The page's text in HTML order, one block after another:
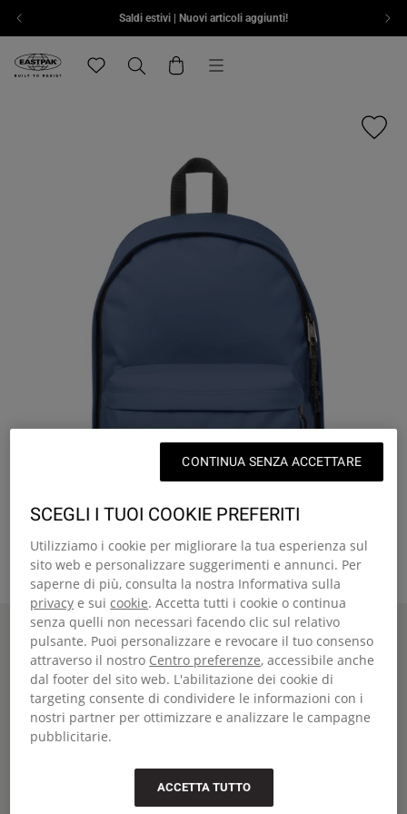
Vai al contenutoSaldi estivi | Nuovi articoli aggiunti!
Eastpak, vai alla home page di eu.eastpak.com
Menu
Home OUT OF OFFICE
OUT OF OFFICE
Zaino medio con tasca per laptop
€67,00
Colore scontato
SCEGLI I TUOI COOKIE PREFERITI
Utilizziamo i cookie per migliorare la tua esperienza sul
sito web e personalizzare suggerimenti e annunci. Per
saperne di più, consulta la nostra Informativa sulla
privacy e sui cookie. Accetta tutti i cookie o continua
senza quelli non necessari facendo clic sul relativo
pulsante. Puoi personalizzare e revocare il tuo consenso
attraverso il nostro Centro preferenze, accessibile anche
dal footer del sito web. L'abilitazione dei cookie di
targeting consente di condividere le informazioni con i
nostri partner per ottimizzare e analizzare le campagne
pubblicitarie.
ACCETTA TUTTO
CONTINUA SENZA ACCETTARE